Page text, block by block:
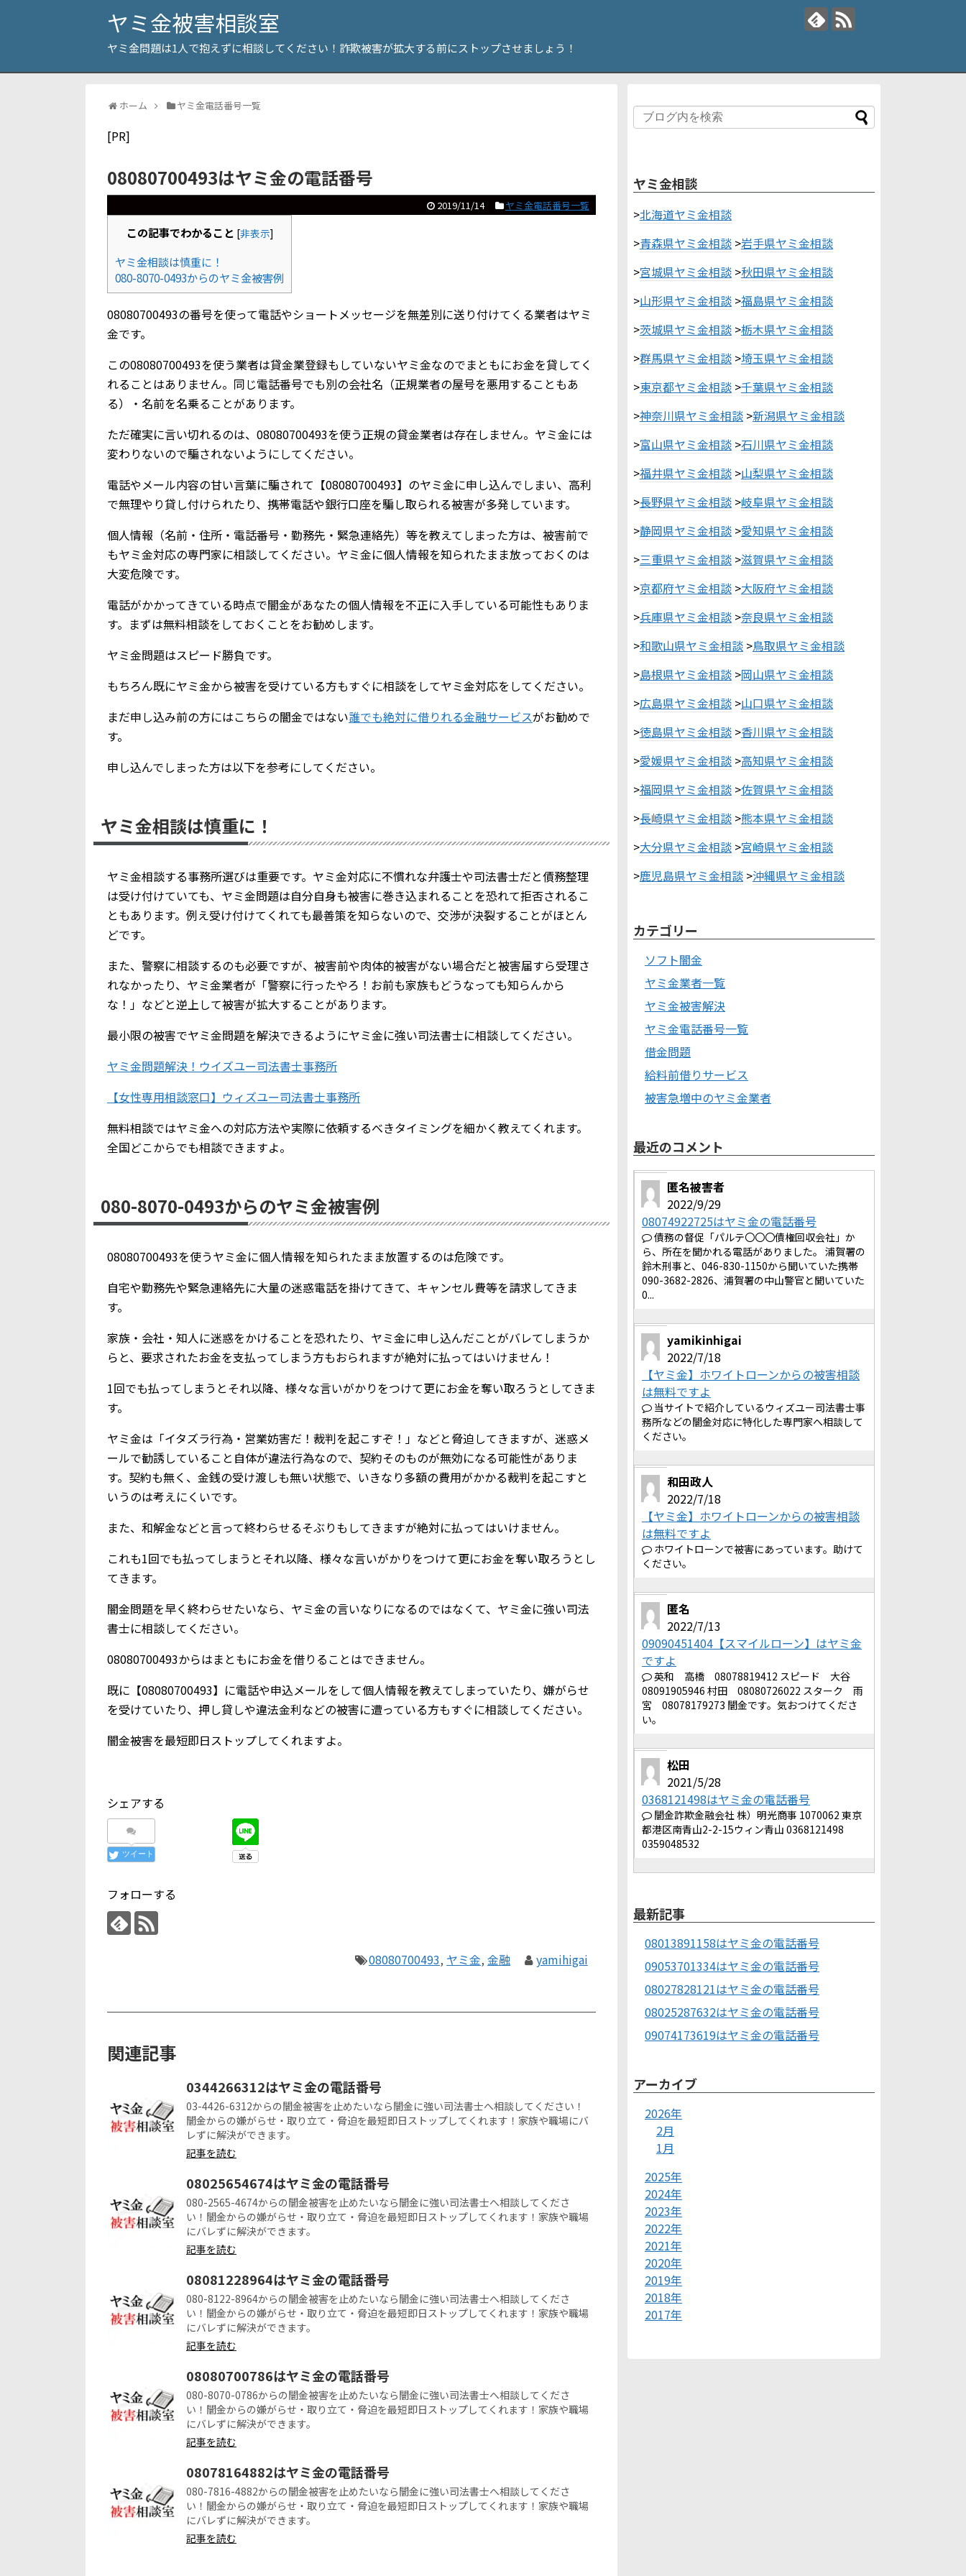
ヤミ金被害相談室
ヤミ金問題は1人で抱えずに相談してください！詐欺被害が拡大する前にストップさせましょう！
ホーム ヤミ金電話番号一覧
[PR]
08080700493はヤミ金の電話番号
2019/11/14 ヤミ金電話番号一覧
この記事でわかること [非表示]
ヤミ金相談は慎重に！
080-8070-0493からのヤミ金被害例
08080700493の番号を使って電話やショートメッセージを無差別に送り付けてくる業者はヤミ
金です。
この08080700493を使う業者は貸金業登録もしていないヤミ金なのでまともにお金を貸してく
れることはありません。同じ電話番号でも別の会社名（正規業者の屋号を悪用することもあ
る）・名前を名乗ることがあります。
ただ確実に言い切れるのは、08080700493を使う正規の貸金業者は存在しません。ヤミ金には
変わりないので騙されないようにしてください。
電話やメール内容の甘い言葉に騙されて【08080700493】のヤミ金に申し込んでしまい、高利
で無理やり貸し付けられたり、携帯電話や銀行口座を騙し取られる被害が多発しています。
個人情報（名前・住所・電話番号・勤務先・緊急連絡先）等を教えてしまった方は、被害前で
もヤミ金対応の専門家に相談してください。ヤミ金に個人情報を知られたまま放っておくのは
大変危険です。
電話がかかってきている時点で闇金があなたの個人情報を不正に入手している可能性もありま
す。まずは無料相談をしておくことをお勧めします。
ヤミ金問題はスピード勝負です。
もちろん既にヤミ金から被害を受けている方もすぐに相談をしてヤミ金対応をしてください。
まだ申し込み前の方にはこちらの闇金ではない誰でも絶対に借りれる金融サービスがお勧めで
す。
申し込んでしまった方は以下を参考にしてください。
ヤミ金相談は慎重に！
ヤミ金相談する事務所選びは重要です。ヤミ金対応に不慣れな弁護士や司法書士だと債務整理
は受け付けていても、ヤミ金問題は自分自身も被害に巻き込まれることを恐れて拒否されるこ
ともあります。例え受け付けてくれても最善策を知らないので、交渉が決裂することがほとん
どです。
また、警察に相談するのも必要ですが、被害前や肉体的被害がない場合だと被害届すら受理さ
れなかったり、ヤミ金業者が「警察に行ったやろ！お前も家族もどうなっても知らんから
な！」などと逆上して被害が拡大することがあります。
最小限の被害でヤミ金問題を解決できるようにヤミ金に強い司法書士に相談してください。
ヤミ金問題解決！ウイズユー司法書士事務所
【女性専用相談窓口】ウィズユー司法書士事務所
無料相談ではヤミ金への対応方法や実際に依頼するべきタイミングを細かく教えてくれます。
全国どこからでも相談できますよ。
080-8070-0493からのヤミ金被害例
08080700493を使うヤミ金に個人情報を知られたまま放置するのは危険です。
自宅や勤務先や緊急連絡先に大量の迷惑電話を掛けてきて、キャンセル費等を請求してきま
す。
家族・会社・知人に迷惑をかけることを恐れたり、ヤミ金に申し込んだことがバレてしまうか
らと、要求されたお金を支払ってしまう方もおられますが絶対に払ってはいけません！
1回でも払ってしまうとそれ以降、様々な言いがかりをつけて更にお金を奪い取ろうとしてきま
す。
ヤミ金は「イタズラ行為・営業妨害だ！裁判を起こすぞ！」などと脅迫してきますが、迷惑メ
ールで勧誘していること自体が違法行為なので、契約そのものが無効になる可能性がありま
す。契約も無く、金銭の受け渡しも無い状態で、いきなり多額の費用がかかる裁判を起こすと
いうのは考えにくいです。
また、和解金などと言って終わらせるそぶりもしてきますが絶対に払ってはいけません。
これも1回でも払ってしまうとそれ以降、様々な言いがかりをつけて更にお金を奪い取ろうとし
てきます。
闇金問題を早く終わらせたいなら、ヤミ金の言いなりになるのではなくて、ヤミ金に強い司法
書士に相談してください。
08080700493からはまともにお金を借りることはできません。
既に【08080700493】に電話や申込メールをして個人情報を教えてしまっていたり、嫌がらせ
を受けていたり、押し貸しや違法金利などの被害に遭っている方もすぐに相談してください。
闇金被害を最短即日ストップしてくれますよ。
シェアする
ツイート
フォローする
08080700493, ヤミ金,金融 yamihigai
関連記事
0344266312はヤミ金の電話番号
03-4426-6312からの闇金被害を止めたいなら闇金に強い司法書士へ相談してください！
闇金からの嫌がらせ・取り立て・脅迫を最短即日ストップしてくれます！家族や職場にバ
レずに解決ができます。
記事を読む
08025654674はヤミ金の電話番号
080-2565-4674からの闇金被害を止めたいなら闇金に強い司法書士へ相談してくださ
い！闇金からの嫌がらせ・取り立て・脅迫を最短即日ストップしてくれます！家族や職場
にバレずに解決ができます。
記事を読む
08081228964はヤミ金の電話番号
080-8122-8964からの闇金被害を止めたいなら闇金に強い司法書士へ相談してくださ
い！闇金からの嫌がらせ・取り立て・脅迫を最短即日ストップしてくれます！家族や職場
にバレずに解決ができます。
記事を読む
08080700786はヤミ金の電話番号
080-8070-0786からの闇金被害を止めたいなら闇金に強い司法書士へ相談してくださ
い！闇金からの嫌がらせ・取り立て・脅迫を最短即日ストップしてくれます！家族や職場
にバレずに解決ができます。
記事を読む
08078164882はヤミ金の電話番号
080-7816-4882からの闇金被害を止めたいなら闇金に強い司法書士へ相談してくださ
い！闇金からの嫌がらせ・取り立て・脅迫を最短即日ストップしてくれます！家族や職場
にバレずに解決ができます。
記事を読む
ヤミ金相談
>北海道ヤミ金相談
>青森県ヤミ金相談 >岩手県ヤミ金相談
>宮城県ヤミ金相談 >秋田県ヤミ金相談
>山形県ヤミ金相談 >福島県ヤミ金相談
>茨城県ヤミ金相談 >栃木県ヤミ金相談
>群馬県ヤミ金相談 >埼玉県ヤミ金相談
>東京都ヤミ金相談 >千葉県ヤミ金相談
>神奈川県ヤミ金相談 >新潟県ヤミ金相談
>富山県ヤミ金相談 >石川県ヤミ金相談
>福井県ヤミ金相談 >山梨県ヤミ金相談
>長野県ヤミ金相談 >岐阜県ヤミ金相談
>静岡県ヤミ金相談 >愛知県ヤミ金相談
>三重県ヤミ金相談 >滋賀県ヤミ金相談
>京都府ヤミ金相談 >大阪府ヤミ金相談
>兵庫県ヤミ金相談 >奈良県ヤミ金相談
>和歌山県ヤミ金相談 >鳥取県ヤミ金相談
>島根県ヤミ金相談 >岡山県ヤミ金相談
>広島県ヤミ金相談 >山口県ヤミ金相談
>徳島県ヤミ金相談 >香川県ヤミ金相談
>愛媛県ヤミ金相談 >高知県ヤミ金相談
>福岡県ヤミ金相談 >佐賀県ヤミ金相談
>長崎県ヤミ金相談 >熊本県ヤミ金相談
>大分県ヤミ金相談 >宮崎県ヤミ金相談
>鹿児島県ヤミ金相談 >沖縄県ヤミ金相談
カテゴリー
ソフト闇金
ヤミ金業者一覧
ヤミ金被害解決
ヤミ金電話番号一覧
借金問題
給料前借りサービス
被害急増中のヤミ金業者
最近のコメント
匿名被害者
2022/9/29
08074922725はヤミ金の電話番号
債務の督促「パルテ〇〇〇債権回収会社」か
ら、所在を聞かれる電話がありました。 浦賀署の
鈴木刑事と、046-830-1150から聞いていた携帯
090-3682-2826、浦賀署の中山警官と聞いていた
0...
yamikinhigai
2022/7/18
【ヤミ金】ホワイトローンからの被害相談
は無料ですよ
当サイトで紹介しているウィズユー司法書士事
務所などの闇金対応に特化した専門家へ相談して
ください。
和田政人
2022/7/18
【ヤミ金】ホワイトローンからの被害相談
は無料ですよ
ホワイトローンで被害にあっています。助けて
ください。
匿名
2022/7/13
09090451404【スマイルローン】はヤミ金
ですよ
英和 高橋 08078819412 スピード 大谷
08091905946 村田 08080726022 スターク 雨
宮 08078179273 闇金です。気おつけてくださ
い。
松田
2021/5/28
0368121498はヤミ金の電話番号
闇金詐欺金融会社 株）明光商事 1070062 東京
都港区南青山2-2-15ウィン青山 0368121498
0359048532
最新記事
08013891158はヤミ金の電話番号
09053701334はヤミ金の電話番号
08027828121はヤミ金の電話番号
08025287632はヤミ金の電話番号
09074173619はヤミ金の電話番号
アーカイブ
2026年
2月
1月
2025年
2024年
2023年
2022年
2021年
2020年
2019年
2018年
2017年